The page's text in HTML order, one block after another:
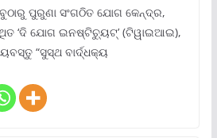
ପୁରୁଣା ସଂଗଠିତ ଯୋଗ କେନ୍ଦ୍ର,
‘ଦି ଯୋଗ ଇନଷ୍ଟିଚ୍ୟୁଟ୍‌’ (ଟିୱାଇଆଇ),
“ସୁସ୍ଥ ବାର୍ଦ୍ଧକ୍ୟ